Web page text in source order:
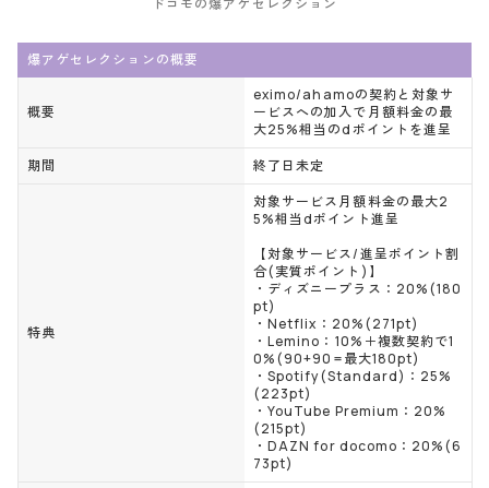
爆アゲセレクションの概要
概要
eximo/ahamoの契約と対象サ
ービスへの加入で月額料金の最
大25%相当のdポイントを進呈
期間
終了日未定
特典
対象サービス月額料金の最大2
5%相当dポイント進呈
【対象サービス/進呈ポイント割
合(実質ポイント)】
・ディズニープラス：20%(180
pt)
・Netflix：20%(271pt)
・Lemino：10%＋複数契約で1
0%(90+90=最大180pt)
・Spotify(Standard)：25%
(223pt)
・YouTube Premium：20%
(215pt)
・DAZN for docomo：20%(6
73pt)